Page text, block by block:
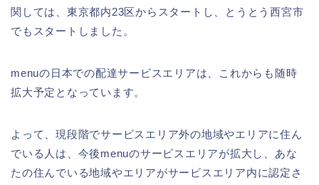
関しては、東京都内23区からスタートし、とうとう西宮市
でもスタートしました。
menuの日本での配達サービスエリアは、これからも随時
拡大予定となっています。
よって、現段階でサービスエリア外の地域やエリアに住ん
でいる人は、今後menuのサービスエリアが拡大し、あな
たの住んでいる地域やエリアがサービスエリア内に認定さ